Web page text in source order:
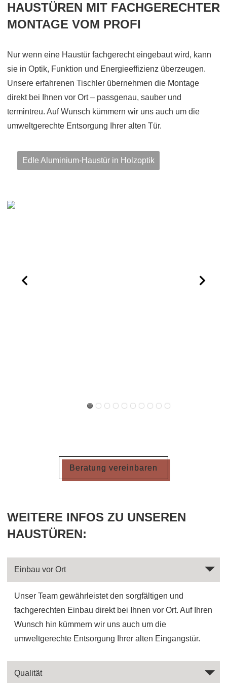
HAUSTÜREN MIT FACHGERECHTER
MONTAGE VOM PROFI
Nur wenn eine Haustür fachgerecht eingebaut wird, kann
sie in Optik, Funktion und Energieeffizienz überzeugen.
Unsere erfahrenen Tischler übernehmen die Montage
direkt bei Ihnen vor Ort – passgenau, sauber und
termintreu. Auf Wunsch kümmern wir uns auch um die
umweltgerechte Entsorgung Ihrer alten Tür.
Edle Aluminium-Haustür in Holzoptik
Beratung vereinbaren
WEITERE INFOS ZU UNSEREN
HAUSTÜREN:
Einbau vor Ort
Unser Team gewährleistet den sorgfältigen und
fachgerechten Einbau direkt bei Ihnen vor Ort. Auf Ihren
Wunsch hin kümmern wir uns auch um die
umweltgerechte Entsorgung Ihrer alten Eingangstür.
Qualität